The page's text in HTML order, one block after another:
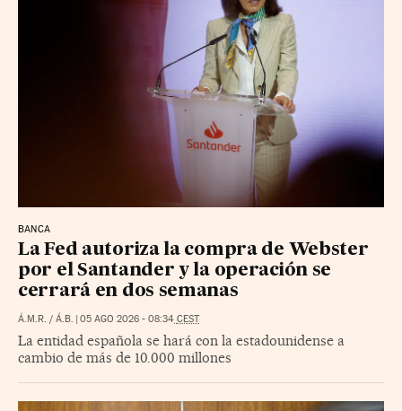
BANCA
La Fed autoriza la compra de Webster
por el Santander y la operación se
cerrará en dos semanas
Á.M.R. / Á.B. | 05 AGO 2026 - 08:34 CEST
La entidad española se hará con la estadounidense a
cambio de más de 10.000 millones